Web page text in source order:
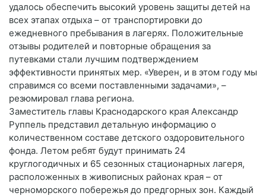
удалось обеспечить высокий уровень защиты детей на
всех этапах отдыха – от транспортировки до
ежедневного пребывания в лагерях. Положительные
отзывы родителей и повторные обращения за
путевками стали лучшим подтверждением
эффективности принятых мер. «Уверен, и в этом году мы
справимся со всеми поставленными задачами», –
резюмировал глава региона.
Заместитель главы Краснодарского края Александр
Руппель представил детальную информацию о
количественном составе детского оздоровительного
фонда. Летом ребят будут принимать 24
круглогодичных и 65 сезонных стационарных лагеря,
расположенных в живописных районах края – от
черноморского побережья до предгорных зон. Каждый